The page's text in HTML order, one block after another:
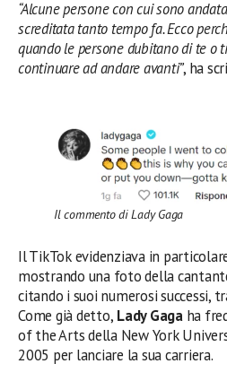
“Alcune persone con cui sono
screditata tanto tempo fa. Ecco
quando le persone dubitano di te o
continuare ad andare avanti”, ha
Il commento di Lady Gaga
Il TikTok evidenziava in
mostrando una foto della
citando i suoi numerosi successi,
Come già detto, Lady Gagaha
of the Arts della New York
2005 per lanciare la sua carriera.